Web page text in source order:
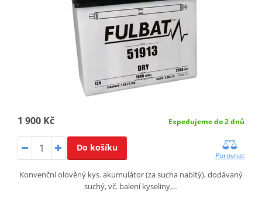
1 900 Kč Expedujeme do 2 dnů
Do košíku
Porovnat
Konvenční olověný kys. akumulátor (za sucha nabitý), dodávaný
suchý, vč. balení kyseliny,…